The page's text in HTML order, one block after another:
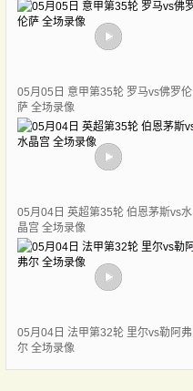
05月05日 意甲第35轮 罗马vs佛罗伦
萨 全场录像
05月04日 英超第35轮 伯恩茅斯vs水
晶宫 全场录像
05月04日 法甲第32轮 里尔vs勒阿弗
尔 全场录像